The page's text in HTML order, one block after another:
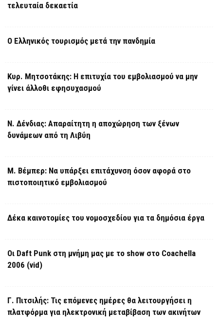
τελευταία δεκαετία
Ο Ελληνικός τουρισμός μετά την πανδημία
Κυρ. Μητσοτάκης: Η επιτυχία του εμβολιασμού να μην
γίνει άλλοθι εφησυχασμού
Ν. Δένδιας: Απαραίτητη η αποχώρηση των ξένων
δυνάμεων από τη Λιβύη
Μ. Βέμπερ: Να υπάρξει επιτάχυνση όσον αφορά στο
πιστοποιητικό εμβολιασμού
Δέκα καινοτομίες του νομοσχεδίου για τα δημόσια έργα
Οι Daft Punk στη μνήμη μας με το show στο Coachella
2006 (vid)
Γ. Πιτσιλής: Τις επόμενες ημέρες θα λειτουργήσει η
πλατφόρμα για ηλεκτρονική μεταβίβαση των ακινήτων